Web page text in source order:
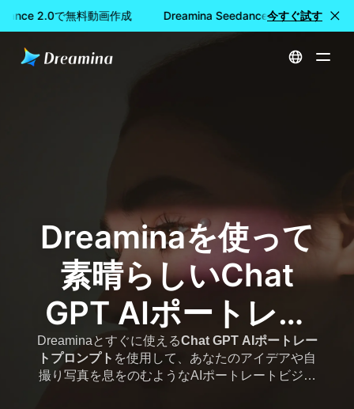
2.0で無料動画作成 Dreamina Seedance 2.0で無料動画
今すぐ試す
ホーム
Dreaminaを使って
素晴らしいChat
GPT AIポートレー
トを作成しよう-シ
ネマティック、バ
Dreaminaとすぐに使えるChat GPT AIポートレー
トプロンプト を使用して、あなたのアイデアや自
撮り写真を息をのむようなAIポートレートビジュ